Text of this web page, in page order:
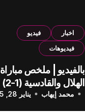
اخبار
فيديو
فيديوهات
بالفيديو | ملخص مباراة
الهلال والقادسية (1-2)
الدوري السعودي
محمد إيهاب يناير 28, 2025